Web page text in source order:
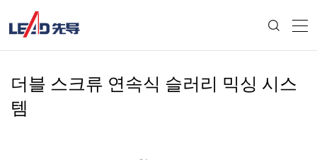
더블 스크류 연속식 슬러리 믹싱 시스
템